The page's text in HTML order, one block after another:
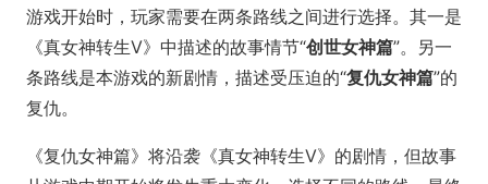
游戏开始时，玩家需要在两条路线之间进行选择。其一是
《真女神转生V》中描述的故事情节“创世女神篇”。另一
条路线是本游戏的新剧情，描述受压迫的“复仇女神篇”的
复仇。
《复仇女神篇》将沿袭《真女神转生V》的剧情，但故事